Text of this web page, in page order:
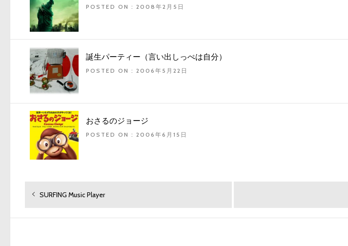
POSTED ON : 2008年2月5日
誕生パーティー（言い出しっぺは自分）
POSTED ON : 2006年5月22日
おさるのジョージ
POSTED ON : 2006年6月15日
投 過
の
SURFING Music Player